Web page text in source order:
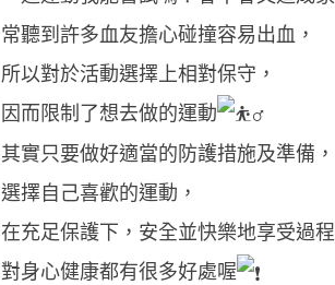
常聽到許多血友擔心碰撞容易出血，
所以對於活動選擇上相對保守，
因而限制了想去做的運動
其實只要做好適當的防護措施及準備，
選擇自己喜歡的運動，
在充足保護下，安全並快樂地享受過
對身心健康都有很多好處喔